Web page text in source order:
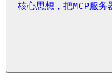
核心思想，把MCP服